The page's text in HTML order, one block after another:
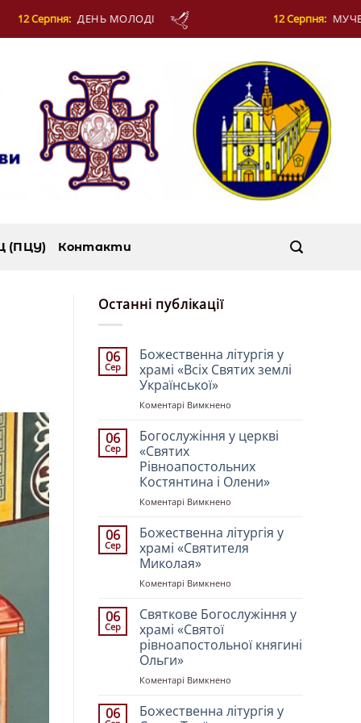
12 Серпня: МУЧЕНИКІВ ФОТІЯ Й АНКИТИ ТА
(ПЦУ) Контакти
Останні публікації
06
Сер
Божественна літургія у
храмі «Всіх Святих землі
Української»
Коментарі Вимкнено
літургія
у
«Всіх
Святих
06
Сер
Богослужіння у церкві
«Святих
Рівноапостольних
Костянтина і Олени»
Коментарі Вимкнено
у
церкві
«Святих
Олени»
06
Сер
Божественна літургія у
храмі «Святителя
Миколая»
Коментарі Вимкнено
літургія
«Святителя
06
Сер
Святкове Богослужіння у
храмі «Святої
рівноапостольної княгині
Ольги»
Коментарі Вимкнено
Богослужіння
06
Божественна літургія у